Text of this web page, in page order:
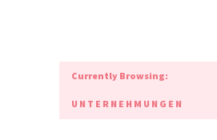
Currently Browsing:
UNTERNEHMUNGEN